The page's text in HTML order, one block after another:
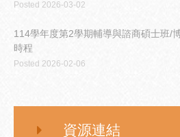
Posted 2026-03-02
114學年度第2學期輔導與諮商碩士班/
時程
Posted 2026-02-06
資源連結